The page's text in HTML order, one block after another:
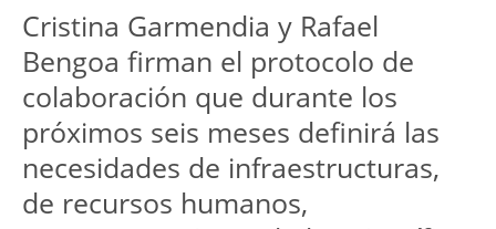
Cristina Garmendia y Rafael
Bengoa firman el protocolo de
colaboración que durante los
próximos seis meses definirá las
necesidades de infraestructuras,
de recursos humanos,